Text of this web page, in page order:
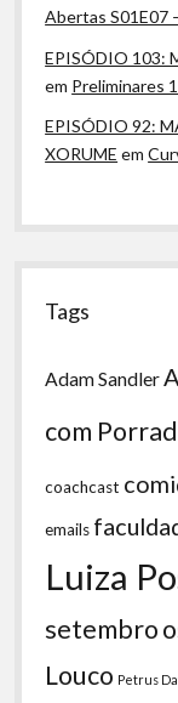
Abertas S01E07
EPISÓDIO 103:
em Preliminares
EPISÓDIO 92:
XORUME em
Tags
Adam Sandler
com
coachcast
emails
Luiza
setembro
Louco Petrus